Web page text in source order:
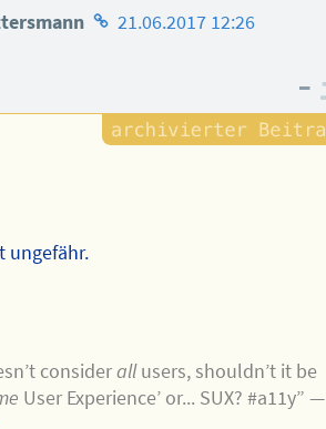
Homepage
21.06.2017 12:26
–
ungefähr.
considerallusers, shouldn’t it be
User Experience’ or... SUX? #a11y” —